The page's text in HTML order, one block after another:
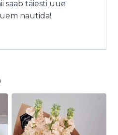
saab täiesti uue
nautida!